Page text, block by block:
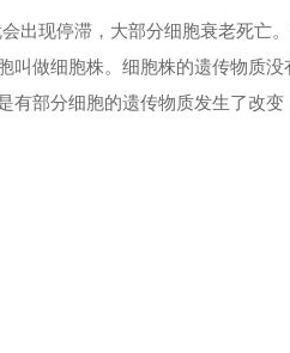
出现停滞，大部分细胞衰老死亡
做细胞株。细胞株的遗传物质
有部分细胞的遗传物质发生了改